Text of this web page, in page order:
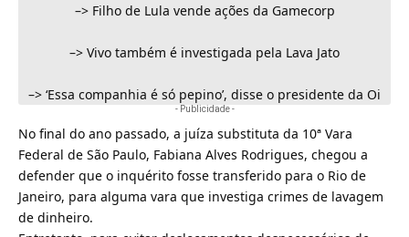
–> Filho de Lula vende ações da Gamecorp
–> Vivo também é investigada pela Lava Jato
–> ‘Essa companhia é só pepino’, disse o presidente da Oi
- Publicidade -
No final do ano passado, a juíza substituta da 10ª Vara
Federal de São Paulo, Fabiana Alves Rodrigues, chegou a
defender que o inquérito fosse transferido para o Rio de
Janeiro, para alguma vara que investiga crimes de lavagem
de dinheiro.